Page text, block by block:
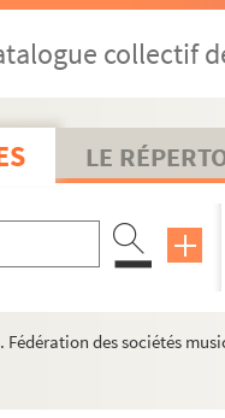
collectif
LE
Fédération des sociétés